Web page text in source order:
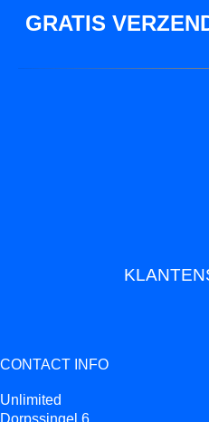
GRATIS
CONTACT INFO
Unlimited